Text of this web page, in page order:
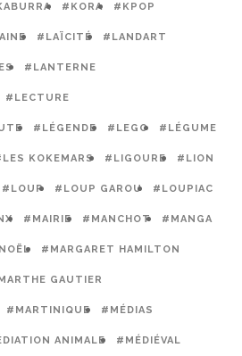
#KORA #KPOP
#LAÏCITÉ #LANDART
#LANTERNE
#LECTURE
#LÉGENDE #LEGO #LÉGUME
KOKEMARS #LIGOURE #LION
#LOUP #LOUP GAROU #LOUPIAC
#MAIRIE #MANCHOT #MANGA
#MARGARET HAMILTON
GAUTIER
#MARTINIQUE #MÉDIAS
ANIMALE #MÉDIÉVAL